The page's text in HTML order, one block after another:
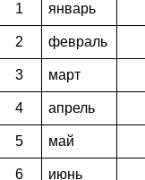
1 январь
2 февраль
3 март
4 апрель
5 май
6 июнь